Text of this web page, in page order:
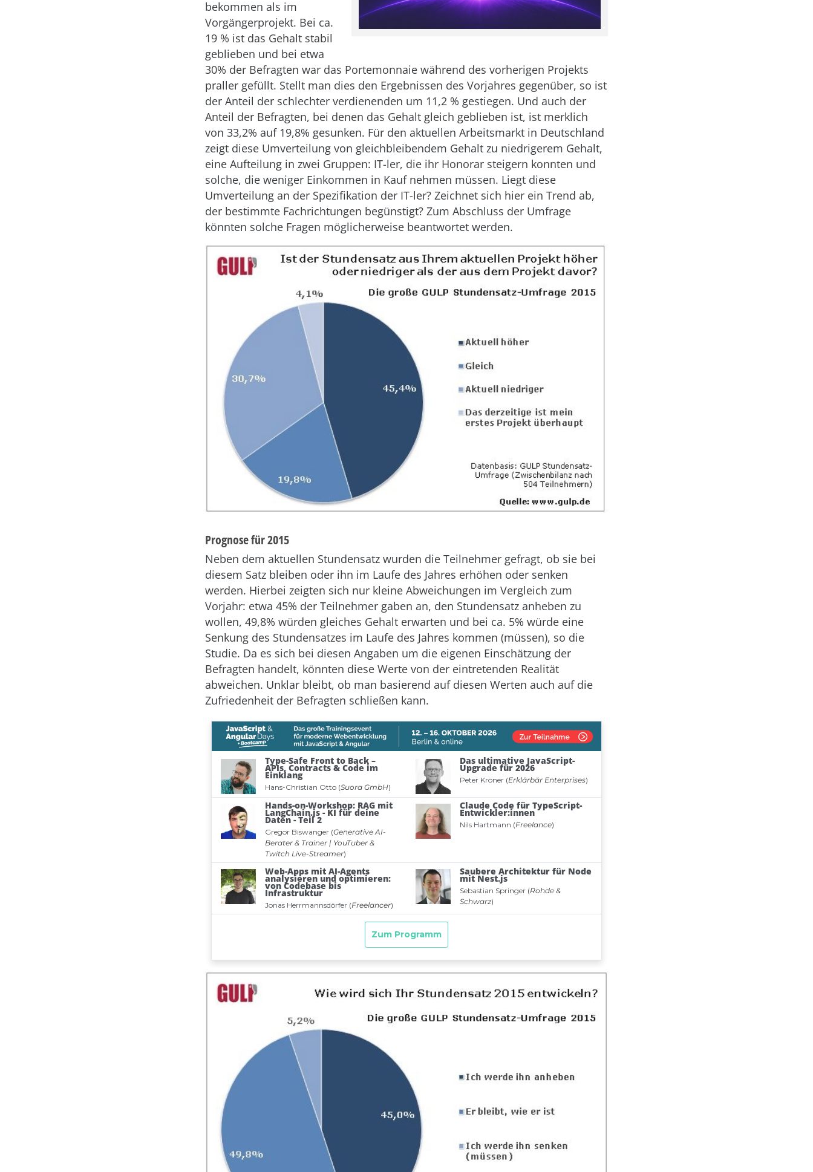
bekommen als im
Vorgängerprojekt. Bei ca.
19 % ist das Gehalt stabil
geblieben und bei etwa
30% der Befragten war das Portemonnaie während des vorherigen Projekts
praller gefüllt. Stellt man dies den Ergebnissen des Vorjahres gegenüber, so ist
der Anteil der schlechter verdienenden um 11,2 % gestiegen. Und auch der
Anteil der Befragten, bei denen das Gehalt gleich geblieben ist, ist merklich
von 33,2% auf 19,8% gesunken. Für den aktuellen Arbeitsmarkt in Deutschland
zeigt diese Umverteilung von gleichbleibendem Gehalt zu niedrigerem Gehalt,
eine Aufteilung in zwei Gruppen: IT-ler, die ihr Honorar steigern konnten und
solche, die weniger Einkommen in Kauf nehmen müssen. Liegt diese
Umverteilung an der Spezifikation der IT-ler? Zeichnet sich hier ein Trend ab,
der bestimmte Fachrichtungen begünstigt? Zum Abschluss der Umfrage
könnten solche Fragen möglicherweise beantwortet werden.
Prognose für 2015
Neben dem aktuellen Stundensatz wurden die Teilnehmer gefragt, ob sie bei
diesem Satz bleiben oder ihn im Laufe des Jahres erhöhen oder senken
werden. Hierbei zeigten sich nur kleine Abweichungen im Vergleich zum
Vorjahr: etwa 45% der Teilnehmer gaben an, den Stundensatz anheben zu
wollen, 49,8% würden gleiches Gehalt erwarten und bei ca. 5% würde eine
Senkung des Stundensatzes im Laufe des Jahres kommen (müssen), so die
Studie. Da es sich bei diesen Angaben um die eigenen Einschätzung der
Befragten handelt, könnten diese Werte von der eintretenden Realität
abweichen. Unklar bleibt, ob man basierend auf diesen Werten auch auf die
Zufriedenheit der Befragten schließen kann.